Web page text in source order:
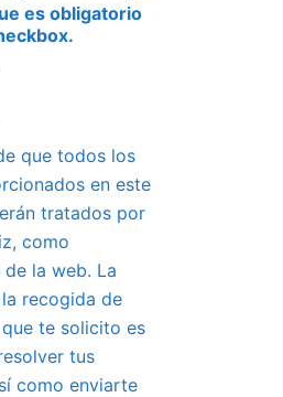
es obligatorio
que todos los
en este
tratados por
como
la web. La
recogida de
te solicito es
tus
como enviarte